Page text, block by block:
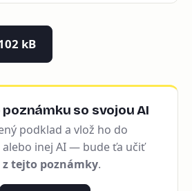
kB
so svojou AI
podklad a vlož ho do
alebo inej AI — bude ťa učiť
z tejto poznámky.